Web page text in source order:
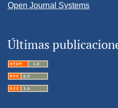
Open Journal Systems
Últimas